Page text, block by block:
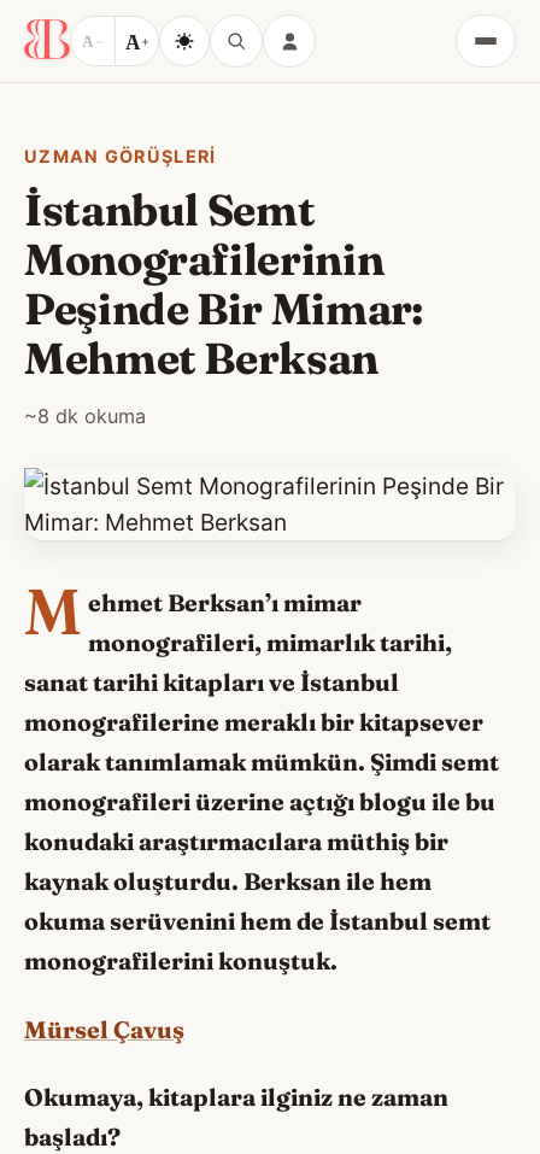
A − A+
Menü
UZMAN GÖRÜŞLERI
İstanbul Semt
Monografilerinin
Peşinde Bir Mimar:
Mehmet Berksan
~8 dk okuma
M ehmet Berksan’ı mimar
monografileri, mimarlık tarihi,
sanat tarihi kitapları ve İstanbul
monografilerine meraklı bir kitapsever
olarak tanımlamak mümkün. Şimdi semt
monografileri üzerine açtığı blogu ile bu
konudaki araştırmacılara müthiş bir
kaynak oluşturdu. Berksan ile hem
okuma serüvenini hem de İstanbul semt
monografilerini konuştuk.
Mürsel Çavuş
Okumaya, kitaplara ilginiz ne zaman
başladı?